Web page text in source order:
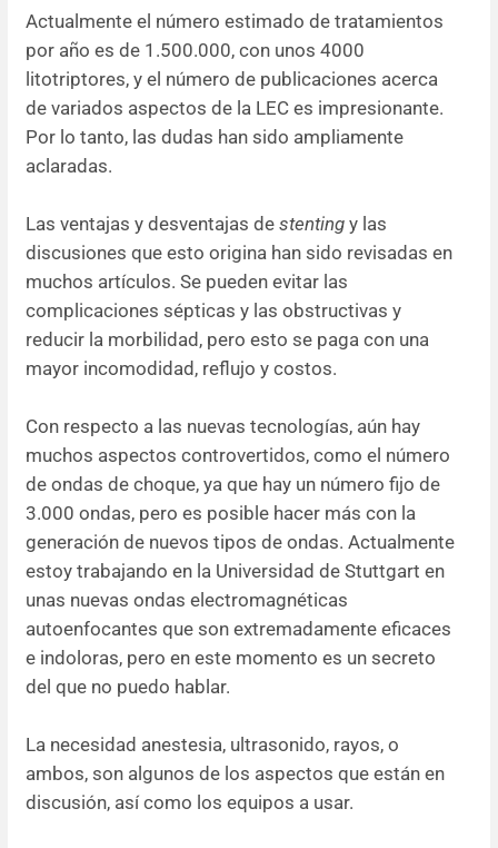
Actualmente el número estimado de tratamientos
por año es de 1.500.000, con unos 4000
litotriptores, y el número de publicaciones acerca
de variados aspectos de la LEC es impresionante.
Por lo tanto, las dudas han sido ampliamente
aclaradas.
Las ventajas y desventajas de stenting y las
discusiones que esto origina han sido revisadas en
muchos artículos. Se pueden evitar las
complicaciones sépticas y las obstructivas y
reducir la morbilidad, pero esto se paga con una
mayor incomodidad, reflujo y costos.
Con respecto a las nuevas tecnologías, aún hay
muchos aspectos controvertidos, como el número
de ondas de choque, ya que hay un número fijo de
3.000 ondas, pero es posible hacer más con la
generación de nuevos tipos de ondas. Actualmente
estoy trabajando en la Universidad de Stuttgart en
unas nuevas ondas electromagnéticas
autoenfocantes que son extremadamente eficaces
e indoloras, pero en este momento es un secreto
del que no puedo hablar.
La necesidad anestesia, ultrasonido, rayos, o
ambos, son algunos de los aspectos que están en
discusión, así como los equipos a usar.